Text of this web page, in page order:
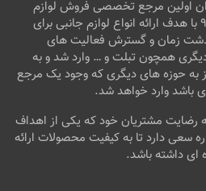
اولین مرجع تخصصی فروش لوازم
جانبی فعالیت خود را از سال ۹۸ با هدف ارائه انواع لوازم جانبی برای
زمان و گسترش فعالیت های
همچون تبلت و … وارد شد و به
به حوزه های دیگری که وجود یک مرجع
باشد وارد خواهد شد.
رضایت مشتریان خود که یکی از اهداف
سعی دارد تا به کیفیت محصولات ارائه
ای داشته باشد.